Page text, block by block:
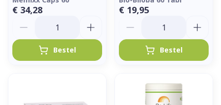
€ 34,28
Bestel
€ 19,95
Bestel